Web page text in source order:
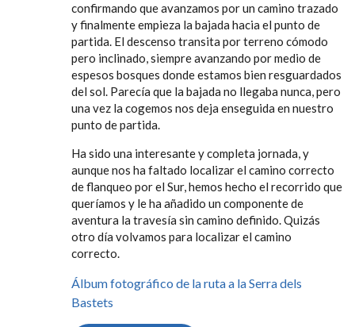
confirmando que avanzamos por un camino trazado
y finalmente empieza la bajada hacia el punto de
partida. El descenso transita por terreno cómodo
pero inclinado, siempre avanzando por medio de
espesos bosques donde estamos bien resguardados
del sol. Parecía que la bajada no llegaba nunca, pero
una vez la cogemos nos deja enseguida en nuestro
punto de partida.
Ha sido una interesante y completa jornada, y
aunque nos ha faltado localizar el camino correcto
de flanqueo por el Sur, hemos hecho el recorrido que
queríamos y le ha añadido un componente de
aventura la travesía sin camino definido. Quizás
otro día volvamos para localizar el camino
correcto.
Álbum fotográfico de la ruta a la Serra dels
Bastets